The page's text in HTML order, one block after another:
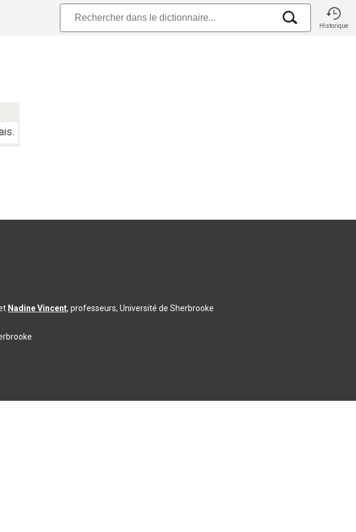
Historique
Nadine Vincent, professeurs, Université de Sherbrooke